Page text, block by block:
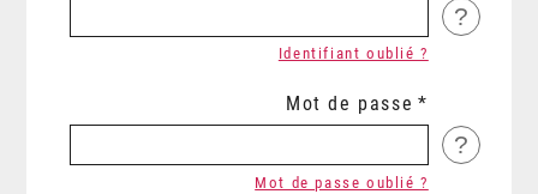
?
Identifiant oublié ?
Mot de passe
?
Mot de passe oublié ?